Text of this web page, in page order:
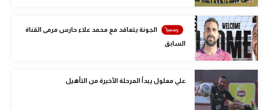
كرة يد
كرة طائرة
في المونديال
الجونة يتعاقد مع محمد علاء حارس مرمى القناة
السابق
علي معلول يبدأ المرحلة الأخيرة من التأهيل